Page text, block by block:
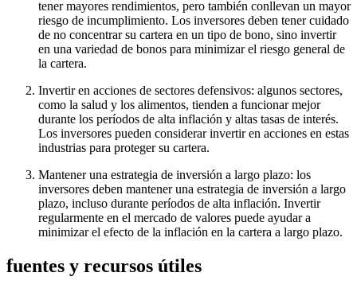
tener mayores rendimientos, pero también conllevan un mayor
riesgo de incumplimiento. Los inversores deben tener cuidado
de no concentrar su cartera en un tipo de bono, sino invertir
en una variedad de bonos para minimizar el riesgo general de
la cartera.
Invertir en acciones de sectores defensivos: algunos sectores,
como la salud y los alimentos, tienden a funcionar mejor
durante los períodos de alta inflación y altas tasas de interés.
Los inversores pueden considerar invertir en acciones en estas
industrias para proteger su cartera.
Mantener una estrategia de inversión a largo plazo: los
inversores deben mantener una estrategia de inversión a largo
plazo, incluso durante períodos de alta inflación. Invertir
regularmente en el mercado de valores puede ayudar a
minimizar el efecto de la inflación en la cartera a largo plazo.
fuentes y recursos útiles